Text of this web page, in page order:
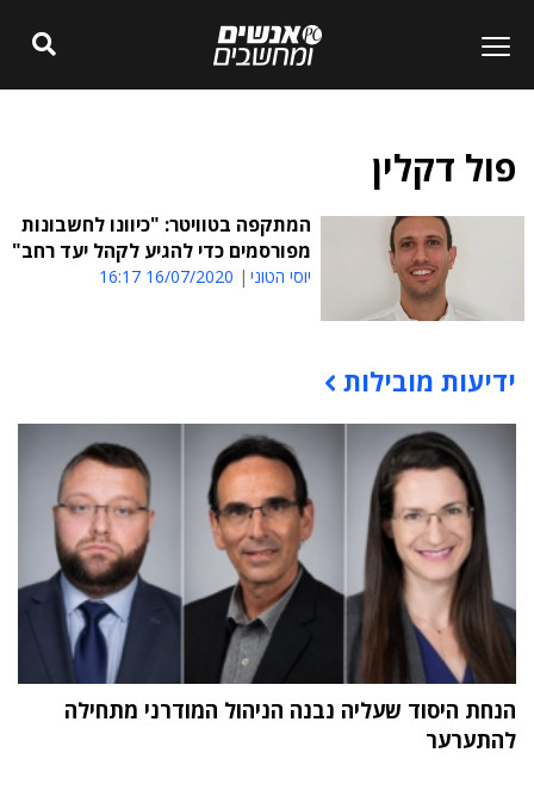
פול דקלין
המתקפה בטוויטר: "כיוונו לחשבונות
מפורסמים כדי להגיע לקהל יעד רחב"
יוסי הטוני 16/07/2020 16:17
תוכן פרסומי
ידיעות מובילות
הנחת היסוד שעליה נבנה הניהול המודרני מתחילה
להתערער